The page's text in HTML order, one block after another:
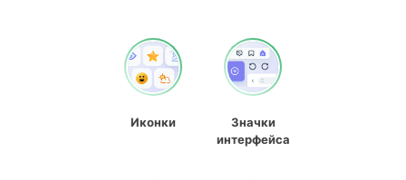
Иконки
Значки
интерфейса